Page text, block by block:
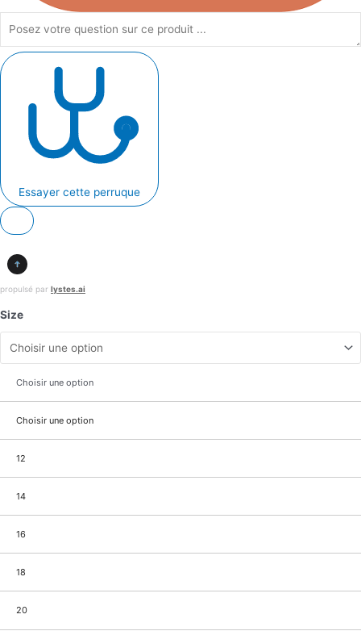
Essayer cette perruque
propulsé par lystes.ai
Size
Choisir une option
Choisir une option
12
14
16
18
20